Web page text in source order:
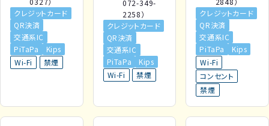
クレジットカード
QR決済
交通系IC
PiTaPa
Kips
Wi-Fi
禁煙
072-349-
2258）
クレジットカード
QR決済
交通系IC
PiTaPa
Kips
Wi-Fi
禁煙
クレジットカード
QR決済
交通系IC
PiTaPa
Kips
Wi-Fi
コンセント
禁煙